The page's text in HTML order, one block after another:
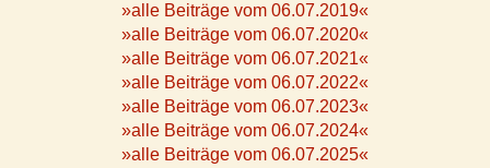
»alle Beiträge vom 06.07.2019«
»alle Beiträge vom 06.07.2020«
»alle Beiträge vom 06.07.2021«
»alle Beiträge vom 06.07.2022«
»alle Beiträge vom 06.07.2023«
»alle Beiträge vom 06.07.2024«
»alle Beiträge vom 06.07.2025«